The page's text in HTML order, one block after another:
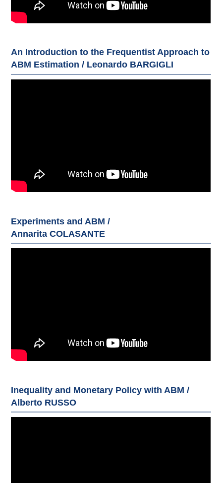
An Introduction to the Frequentist Approach to
ABM Estimation / Leonardo BARGIGLI
Experiments and ABM /
Annarita COLASANTE
Inequality and Monetary Policy with ABM /
Alberto RUSSO